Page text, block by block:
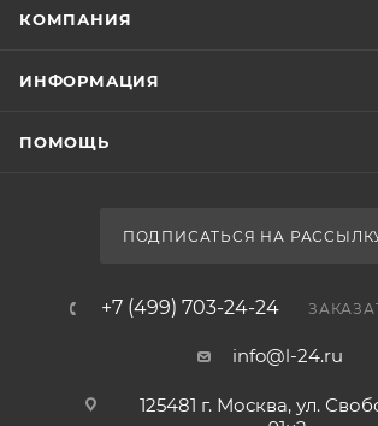
Код товара
Серия
Страна
Материал корпуса
подвесной
Мебель для ванной Ravak SD 800